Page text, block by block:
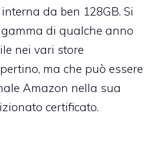
da ben 128GB. Si
di qualche anno
nei vari store
ma che può essere
Amazon nella sua
certificato.